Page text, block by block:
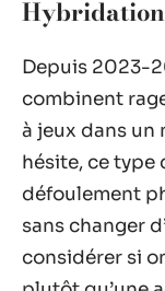
Depuis 2023-
combinent
à jeux dans un
hésite, ce type
défoulement
sans changer
considérer si